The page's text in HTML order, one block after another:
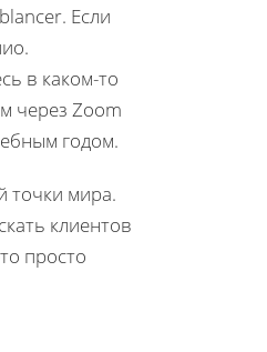
Если
в каком-то
через Zoom
годом.
точки мира.
клиентов
просто